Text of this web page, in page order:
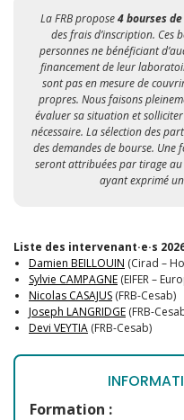
La FRB propose4 bourses
des frais d’inscription. Ces
personnes ne bénéficiant
financement de leur
sont pas en mesure de
propres. Nous faisons
évaluer sa situation et
nécessaire. La sélection des
des demandes de bourse. Une
seront attribuées par tirage
ayant exprimé
Liste des intervenant·e·s
Damien BEILLOUIN (Cirad –
Sylvie CAMPAGNE (EIFER –
Nicolas CASAJUS (FRB-Cesab)
Joseph LANGRIDGE (FRB-
Devi VEYTIA (FRB-Cesab)
Formation :